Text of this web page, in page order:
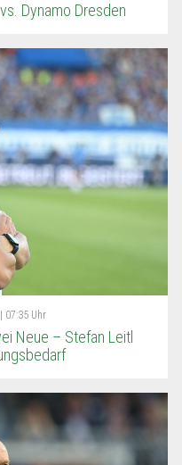
Dynamo Dresden
07:35 Uhr
Neue – Stefan Leitl